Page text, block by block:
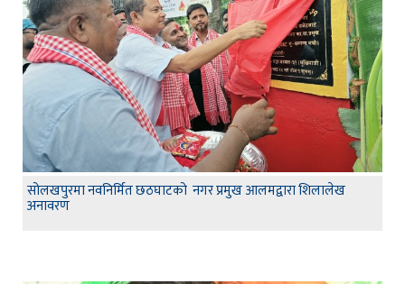
सोलखपुरमा नवनिर्मित छठघाटको नगर प्रमुख आलमद्वारा शिलालेख
अनावरण